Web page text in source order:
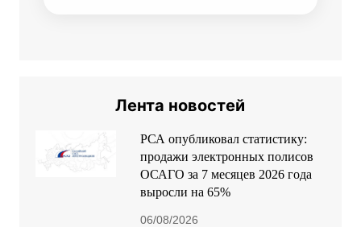
Лента новостей
РСА опубликовал статистику:
продажи электронных полисов
ОСАГО за 7 месяцев 2026 года
выросли на 65%
06/08/2026